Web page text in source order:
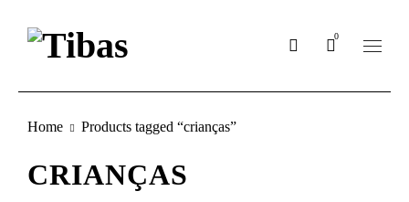
0
Home Products tagged “crianças”
CRIANÇAS